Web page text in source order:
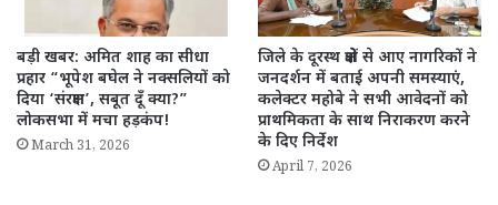
बड़ी खबर: अमित शाह का सीधा
प्रहार “भूपेश बघेल ने नक्सलियों को
दिया ‘संरक्षण’, सबूत दूँ क्या?”
लोकसभा में मचा हड़कंप!
March 31, 2026
जिले के दूरस्थ क्षेत्रों से आए नागरिकों ने
जनदर्शन में बताई अपनी समस्याएं,
कलेक्टर महोबे ने सभी आवेदनों को
प्राथमिकता के साथ निराकरण करने
के दिए निर्देश
April 7, 2026